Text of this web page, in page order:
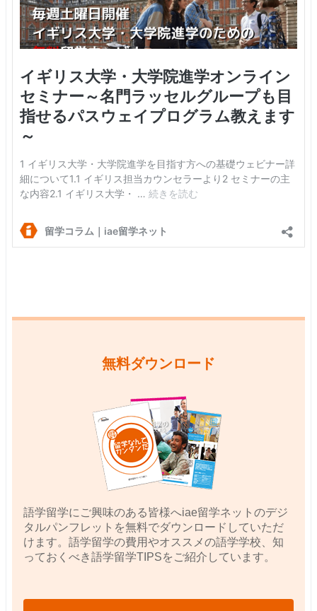
無料ダウンロード
語学留学にご興味のある皆様へiae留学ネットのデジ
タルパンフレットを無料でダウンロードしていただ
けます。語学留学の費用やオススメの語学学校、知
っておくべき語学留学TIPSをご紹介しています。